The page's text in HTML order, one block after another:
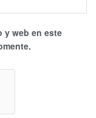
y web en este